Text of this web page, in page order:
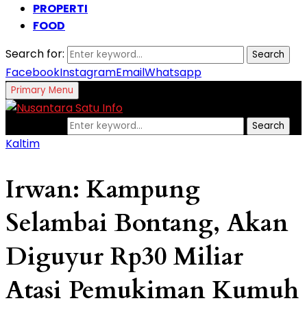
PROPERTI
FOOD
Search for:
Search
FacebookInstagramEmailWhatsapp
Primary Menu
Search
Kaltim
Irwan: Kampung
Selambai Bontang, Akan
Diguyur Rp30 Miliar
Atasi Pemukiman Kumuh